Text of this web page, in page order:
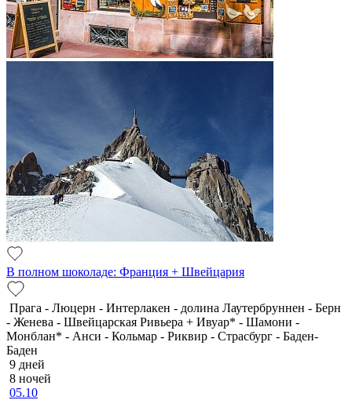
В полном шоколаде: Франция + Швейцария
Прага - Люцерн - Интерлакен - долина Лаутербруннен - Берн
- Женева - Швейцарская Ривьера + Ивуар* - Шамони -
Монблан* - Анси - Кольмар - Риквир - Страсбург - Баден-
Баден
9 дней
8 ночей
05.10